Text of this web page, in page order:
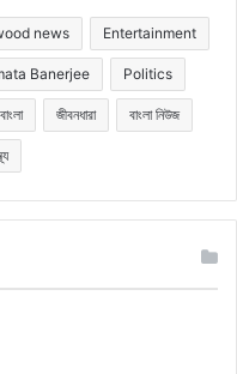
news Entertainment
Banerjee Politics
জীবনধারা বাংলা নিউজ